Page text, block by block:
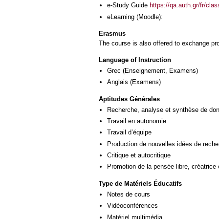
e-Study Guide https://qa.auth.gr/fr/
eLearning (Moodle):
Erasmus
The course is also offered to exchange
Language of Instruction
Grec (Enseignement, Examens)
Anglais (Examens)
Aptitudes Générales
Recherche, analyse et synthèse de
Travail en autonomie
Travail d’équipe
Production de nouvelles idées de
Critique et autocritique
Promotion de la pensée libre, créatrice
Type de Matériels Éducatifs
Notes de cours
Vidéoconférences
Matériel multimédia